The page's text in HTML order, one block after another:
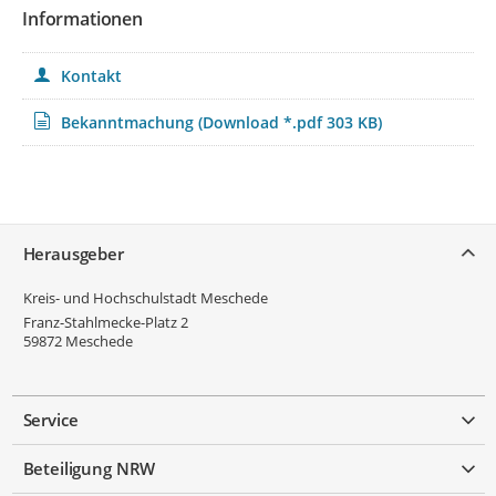
Planinhalte:
Vergrößerung der dargestellten "Wohnbaufläche" im
"Fläche zum Schutz, zur Pflege und zur Entwicklung von
des Änderungsbereiches
Informationen
Kontakt
Bekanntmachung (Download *.pdf 303 KB)
Herausgeber
Kreis- und Hochschulstadt Meschede
Franz-Stahlmecke-Platz 2
59872 Meschede
Service
Beteiligung NRW